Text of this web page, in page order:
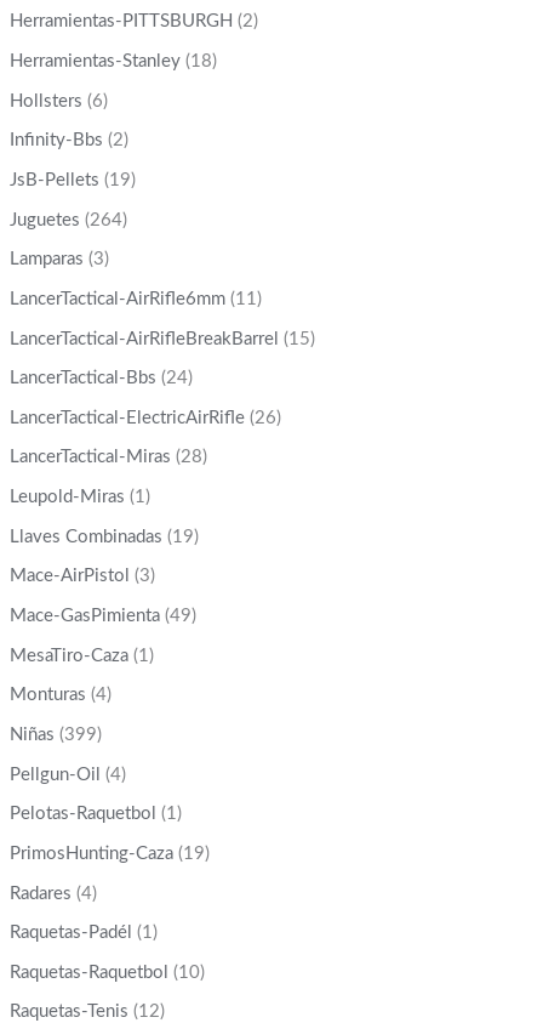
Herramientas-PITTSBURGH (2)
Herramientas-Stanley (18)
Hollsters (6)
Infinity-Bbs (2)
JsB-Pellets (19)
Juguetes (264)
Lamparas (3)
LancerTactical-AirRifle6mm (11)
LancerTactical-AirRifleBreakBarrel (15)
LancerTactical-Bbs (24)
LancerTactical-ElectricAirRifle (26)
LancerTactical-Miras (28)
Leupold-Miras (1)
Llaves Combinadas (19)
Mace-AirPistol (3)
Mace-GasPimienta (49)
MesaTiro-Caza (1)
Monturas (4)
Niñas (399)
Pellgun-Oil (4)
Pelotas-Raquetbol (1)
PrimosHunting-Caza (19)
Radares (4)
Raquetas-Padél (1)
Raquetas-Raquetbol (10)
Raquetas-Tenis (12)